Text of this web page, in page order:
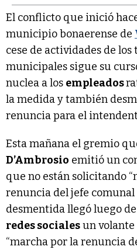
El conflicto que inició
municipio bonaerense de
cese de actividades de
municipales sigue su
nuclea a los empleados
la medida y también
renuncia para el
Esta mañana el gremio
D’Ambrosio emitió un
que no están solicitando
renuncia del jefe comunal
desmentida llegó luego
redes socialesun volante
“marcha por la renuncia